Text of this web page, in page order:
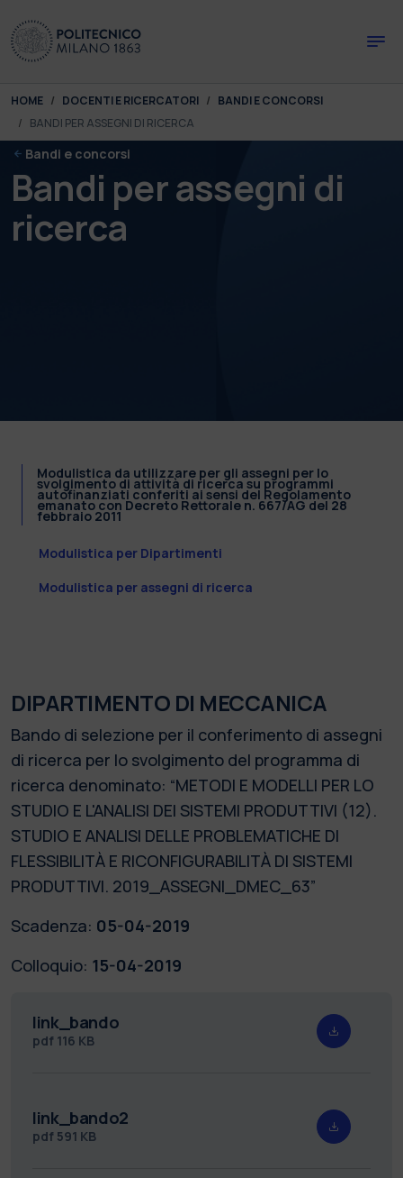
You are here:
HOME DOCENTI E RICERCATORI
BANDI E CONCORSI
BANDI PER ASSEGNI DI RICERCA
Bandi e concorsi
Bandi per assegni di
ricerca
Modulistica da utilizzare per gli assegni per lo
svolgimento di attività di ricerca su programmi
autofinanziati conferiti ai sensi del Regolamento
emanato con Decreto Rettorale n. 667/AG del 28
febbraio 2011
Modulistica per Dipartimenti
Modulistica per assegni di ricerca
DIPARTIMENTO DI MECCANICA
Bando di selezione per il conferimento di assegni
di ricerca per lo svolgimento del programma di
ricerca denominato: “METODI E MODELLI PER LO
STUDIO E L'ANALISI DEI SISTEMI PRODUTTIVI (12).
STUDIO E ANALISI DELLE PROBLEMATICHE DI
FLESSIBILITÀ E RICONFIGURABILITÀ DI SISTEMI
PRODUTTIVI. 2019_ASSEGNI_DMEC_63”
Scadenza: 05-04-2019
Colloquio: 15-04-2019
link_bando
pdf 116 KB
link_bando2
pdf 591 KB